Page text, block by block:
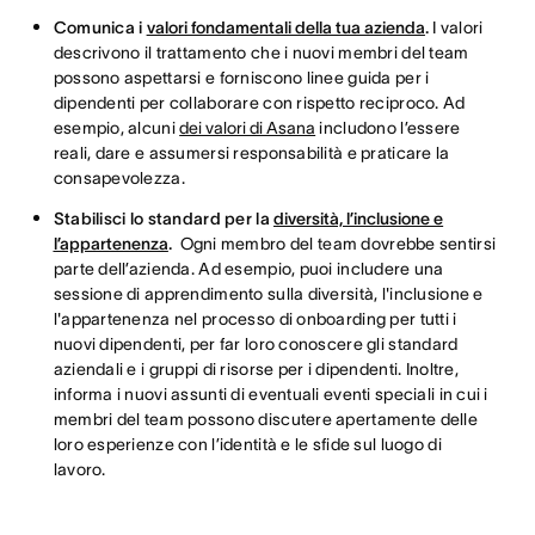
Comunica i valori fondamentali della tua azienda. I valori
descrivono il trattamento che i nuovi membri del team
possono aspettarsi e forniscono linee guida per i
dipendenti per collaborare con rispetto reciproco. Ad
esempio, alcunidei valori di Asana includono l’essere
reali, dare e assumersi responsabilità e praticare la
consapevolezza.
Stabilisci lo standard per ladiversità, l’inclusione e
l’appartenenza.Ogni membro del team dovrebbe sentirsi
parte dell’azienda. Ad esempio, puoi includere una
sessione di apprendimento sulla diversità, l'inclusione e
l'appartenenza nel processo di onboarding per tutti i
nuovi dipendenti, per far loro conoscere gli standard
aziendali e i gruppi di risorse per i dipendenti. Inoltre,
informa i nuovi assunti di eventuali eventi speciali in cui i
membri del team possono discutere apertamente delle
loro esperienze con l’identità e le sfide sul luogo di
lavoro.